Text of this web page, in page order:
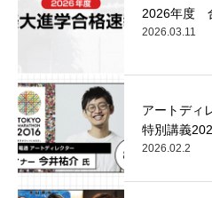
2026年度
2026.03.11
アートディ
特別講義
2026.02.2